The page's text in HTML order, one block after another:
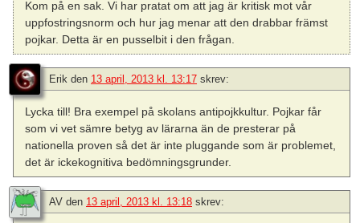
Kom på en sak. Vi har pratat om att jag är kritisk mot vår
uppfostringsnorm och hur jag menar att den drabbar främst
pojkar. Detta är en pusselbit i den frågan.
Erik den 13 april, 2013 kl. 13:17 skrev:
Lycka till! Bra exempel på skolans antipojkkultur. Pojkar får
som vi vet sämre betyg av lärarna än de presterar på
nationella proven så det är inte pluggande som är problemet,
det är ickekognitiva bedömningsgrunder.
AV den 13 april, 2013 kl. 13:18 skrev: